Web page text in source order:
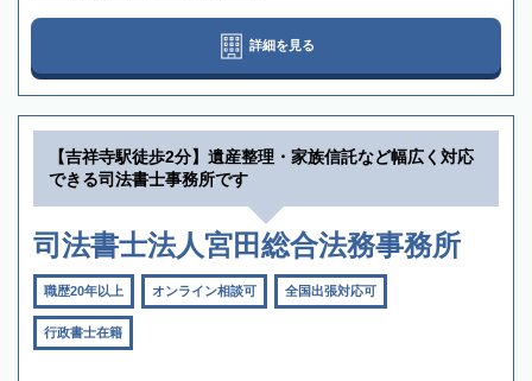
詳細を見る
【吉祥寺駅徒歩2分】遺産整理・家族信託など幅広く対応
できる司法書士事務所です
司法書士法人宮田総合法務事務所
職歴20年以上 オンライン相談可 全国出張対応可
行政書士在籍